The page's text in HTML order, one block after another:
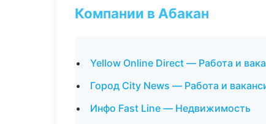
Компании в Абакан
Yellow Online Direct — Работа и
Город City News — Работа и
Инфо Fast Line — Недвижимость